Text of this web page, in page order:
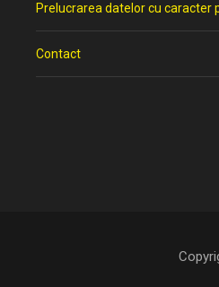
Prelucrarea datelor cu caracter
Contact